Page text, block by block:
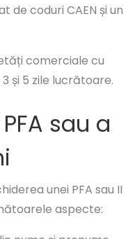
de coduri CAEN și un
comerciale cu
și 5 zile lucrătoare.
sau a
unei PFA sau II
aspecte: